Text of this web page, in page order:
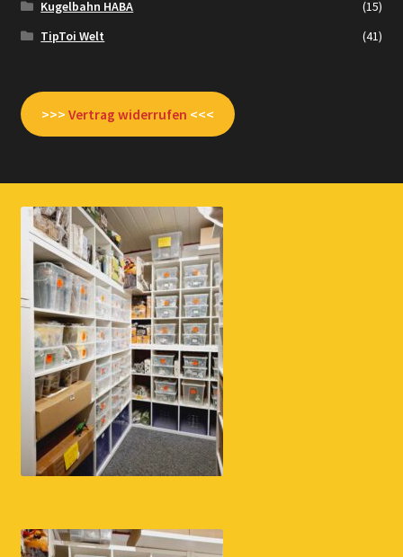
Kugelbahn HABA
(15)
TipToi Welt
(41)
>>> Vertrag widerrufen <<<